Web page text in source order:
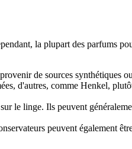
la plupart des parfums
de sources synthétiques
d'autres, comme Henkel,
le linge. Ils peuvent
peuvent également